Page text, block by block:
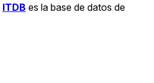
ITDB es la base de datos de